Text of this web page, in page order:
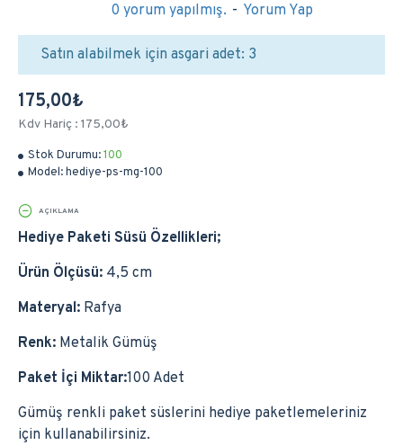
Stok Durumu:100
Model:hediye-ps-mg-100
0 yorum yapılmış. - Yorum Yap
175,00₺
Kdv Hariç : 175,00₺
Satın alabilmek için asgari adet: 3
AÇIKLAMA
Hediye Paketi Süsü Özellikleri;
Ürün Ölçüsü: 4,5 cm
Materyal: Rafya
Renk: Metalik Gümüş
Paket İçi Miktar:100 Adet
Gümüş renkli paket süslerini hediye paketlemeleriniz
için kullanabilirsiniz.